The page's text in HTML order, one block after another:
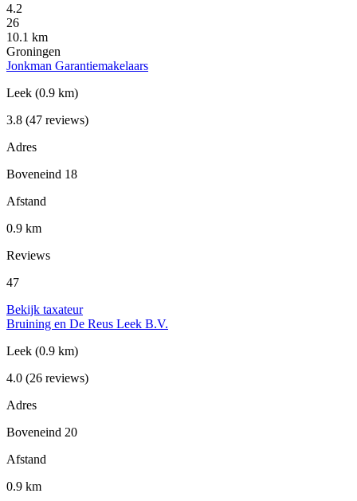
4.2
26
10.1 km
Groningen
Jonkman Garantiemakelaars
Leek (0.9 km)
3.8 (47 reviews)
Adres
Boveneind 18
Afstand
0.9 km
Reviews
47
Bekijk taxateur
Bruining en De Reus Leek B.V.
Leek (0.9 km)
4.0 (26 reviews)
Adres
Boveneind 20
Afstand
0.9 km